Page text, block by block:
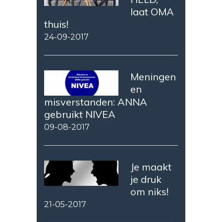
laat OMA
thuis!
24-09-2017
Meningen
en
misverstanden: ANNA
gebruikt NIVEA
09-08-2017
Je maakt
je druk
om niks!
21-05-2017